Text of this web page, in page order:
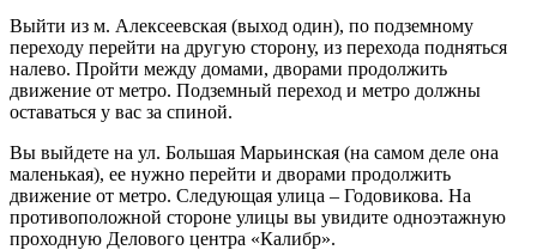
Выйти из м. Алексеевская (выход один), по подземному
переходу перейти на другую сторону, из перехода подняться
налево. Пройти между домами, дворами продолжить
движение от метро. Подземный переход и метро должны
оставаться у вас за спиной.
Вы выйдете на ул. Большая Марьинская (на самом деле она
маленькая), ее нужно перейти и дворами продолжить
движение от метро. Следующая улица – Годовикова. На
противоположной стороне улицы вы увидите одноэтажную
проходную Делового центра «Калибр».